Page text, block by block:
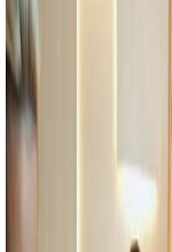
Outro exemplo de negócio que deu
plataforma de hospedagem Airbnb.
consegue oferecer ou reservar
Por falar em hospedagem, também
Para aqueles que querem viajar e
basta acessar esse serviço e
para cuidar do animal naquele
No Brasil, também é possível
compartilhados de convívio.
trabalhar e levar o seu notebook.
Quais são as